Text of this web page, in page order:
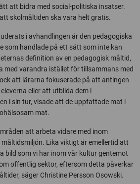
att bidra med social-politiska insatser.
skolmåltiden ska vara helt gratis.
i avhandlingen är den pedagogiska
som handlade på ett sätt som inte kan
definition av en pedagogisk måltid,
med varandra istället för tillsammans med
att lärarna fokuserade på att antingen
eller att utbilda dem i
i sin tur, visade att de uppfattade mat i
mat.
att arbeta vidare med inom
måltidsmiljön. Lika viktigt är emellertid att
bild som vi har inom vår kultur gentemot
offentlig sektor, eftersom detta påverkar
säger Christine Persson Osowski.